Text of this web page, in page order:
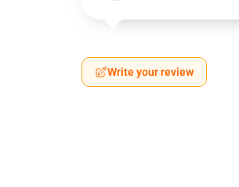
Write your review